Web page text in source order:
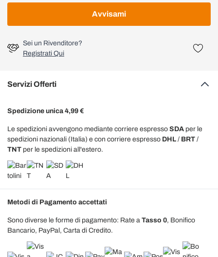
Avvisami
Sei un Rivenditore?
Registrati Qui
Servizi Offerti
Spedizione unica 4,99 €
Le spedizioni avvengono mediante corriere espresso SDA per le
spedizioni nazionali (Italia) e con corriere espresso DHL / BRT /
TNT per le spedizioni all'estero.
Metodi di Pagamento accettati
Sono diverse le forme di pagamento: Rate a Tasso 0, Bonifico
Bancario, PayPal, Carta di Credito.